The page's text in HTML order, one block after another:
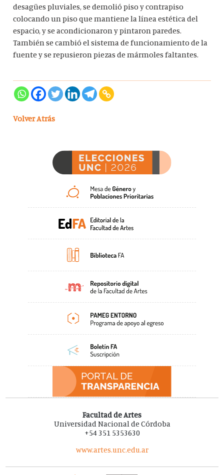
desagües pluviales, se demolió piso y contrapiso
colocando un piso que mantiene la línea estética del
espacio, y se acondicionaron y pintaron paredes.
También se cambió el sistema de funcionamiento de la
fuente y se repusieron piezas de mármoles faltantes.
Volver Atrás
Facultad de Artes
Universidad Nacional de Córdoba
+54 351 5353630
www.artes.unc.edu.ar